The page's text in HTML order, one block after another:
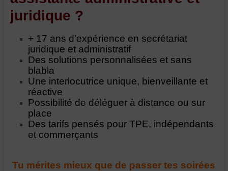
juridique ?
+ 17 ans d’expérience en secrétariat
juridique et administratif
Des solutions personnalisées et sans
blabla
Une interlocutrice unique, bienveillante et
réactive
Possibilité de déléguer à distance ou sur
place
Des tarifs pensés pour TPE, indépendants
et commerçants
Tu mérites mieux que de passer tes soirées